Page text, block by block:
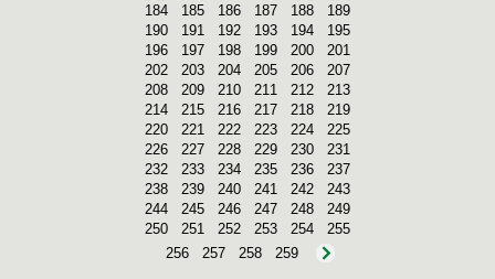
184
185 186 187 188
189
190
191 192 193 194
195
196
197 198 199 200
201
202
203 204 205 206
207
208
209 210 211 212
213
214
215 216 217 218
219
220
221 222 223 224
225
226
227 228 229 230
231
232
233 234 235 236
237
238
239 240 241 242
243
244
245 246 247 248
249
250
251 252 253 254
255
256
257 258 259